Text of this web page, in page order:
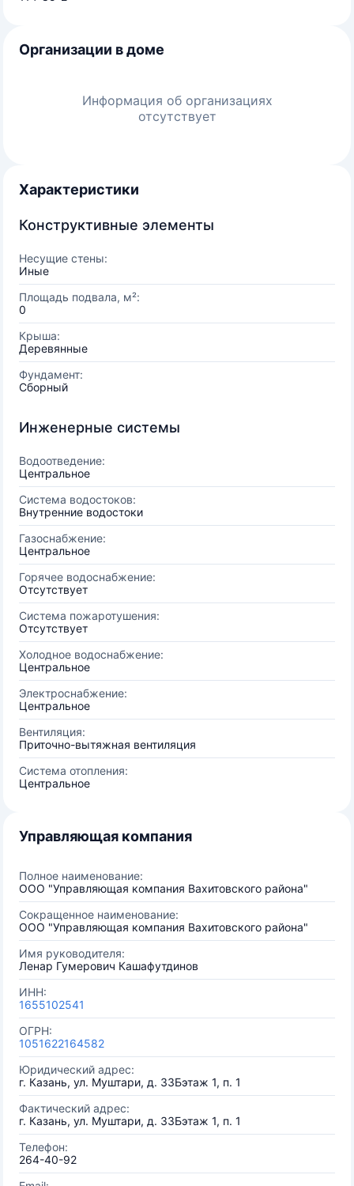
Организации в доме
Информация об организациях
отсутствует
Характеристики
Конструктивные элементы
Несущие стены:
Иные
Площадь подвала, м²:
0
Крыша:
Деревянные
Фундамент:
Сборный
Инженерные системы
Водоотведение:
Центральное
Система водостоков:
Внутренние водостоки
Газоснабжение:
Центральное
Горячее водоснабжение:
Отсутствует
Система пожаротушения:
Отсутствует
Холодное водоснабжение:
Центральное
Электроснабжение:
Центральное
Вентиляция:
Приточно-вытяжная вентиляция
Система отопления:
Центральное
Управляющая компания
Полное наименование:
ООО "Управляющая компания Вахитовского района"
Сокращенное наименование:
ООО "Управляющая компания Вахитовского района"
Имя руководителя:
Ленар Гумерович Кашафутдинов
ИНН:
1655102541
ОГРН:
1051622164582
Юридический адрес:
г. Казань, ул. Муштари, д. 33Бэтаж 1, п. 1
Фактический адрес:
г. Казань, ул. Муштари, д. 33Бэтаж 1, п. 1
Телефон:
264-40-92